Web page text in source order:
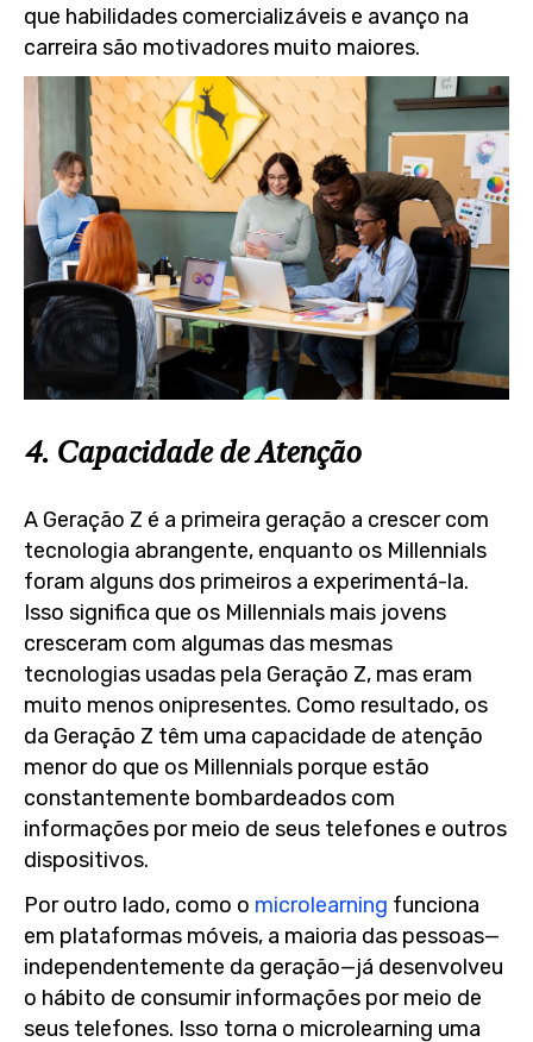
que habilidades comercializáveis e avanço na
carreira são motivadores muito maiores.
4. Capacidade de Atenção
A Geração Z é a primeira geração a crescer com
tecnologia abrangente, enquanto os Millennials
foram alguns dos primeiros a experimentá-la.
Isso significa que os Millennials mais jovens
cresceram com algumas das mesmas
tecnologias usadas pela Geração Z, mas eram
muito menos onipresentes. Como resultado, os
da Geração Z têm uma capacidade de atenção
menor do que os Millennials porque estão
constantemente bombardeados com
informações por meio de seus telefones e outros
dispositivos.
Por outro lado, como o microlearning funciona
em plataformas móveis, a maioria das pessoas—
independentemente da geração—já desenvolveu
o hábito de consumir informações por meio de
seus telefones. Isso torna o microlearning uma